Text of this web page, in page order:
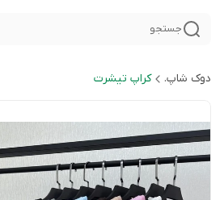
جستجو
دوک شاپ. کراپ تیشرت